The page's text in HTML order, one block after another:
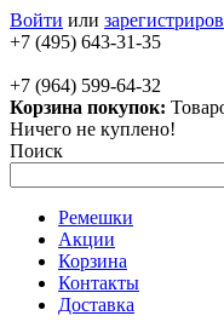
Войти или
+7 (495) 643-31-35
+7 (964) 599-64-32
Корзина покупок:
Ничего не куплено!
Поиск
Ремешки
Акции
Корзина
Контакты
Доставка